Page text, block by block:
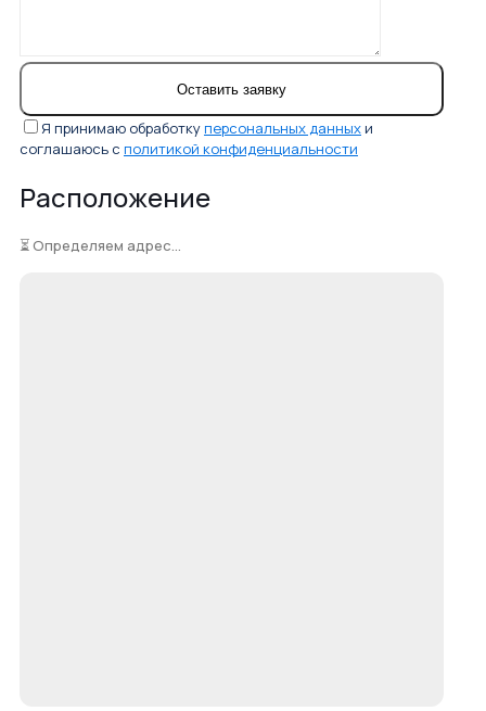
Я принимаю обработкуперсональных данных и
соглашаюсь с политикой конфиденциальности
Расположение
⏳ Определяем адрес...